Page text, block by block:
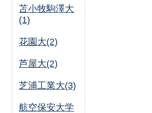
苫小牧駒澤大
(1)
花園大(2)
芦屋大(2)
芝浦工業大(3)
航空保安大学